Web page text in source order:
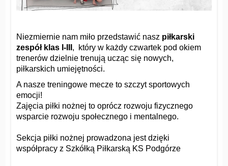
Niezmiernie nam miło przedstawić nasz piłkarski
zespół klas I-III , który w każdy czwartek pod okiem
trenerów dzielnie trenują ucząc się nowych,
piłkarskich umiejętności.
A nasze treningowe mecze to szczyt sportowych
emocji!
Zajęcia piłki nożnej to oprócz rozwoju fizycznego
wsparcie rozwoju społecznego i mentalnego.
Sekcja piłki nożnej prowadzona jest dzięki
współpracy z Szkółką Piłkarską KS Podgórze